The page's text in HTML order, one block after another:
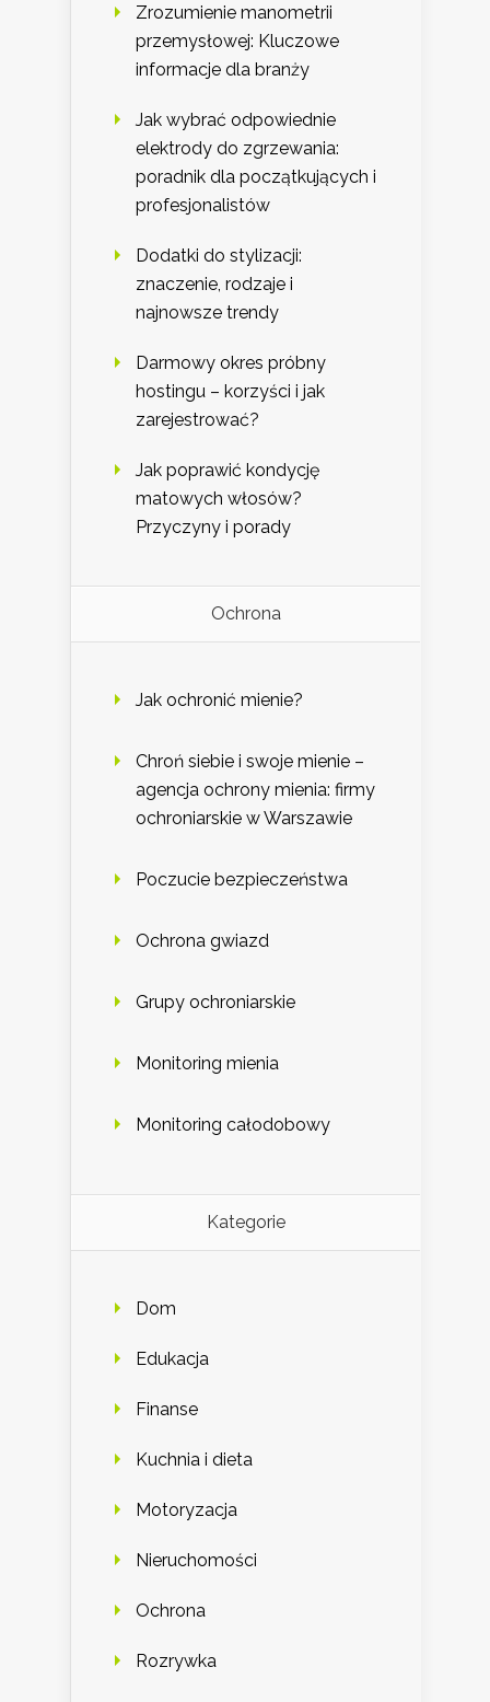
Zrozumienie manometrii
przemysłowej: Kluczowe
informacje dla branży
Jak wybrać odpowiednie
elektrody do zgrzewania:
poradnik dla początkujących i
profesjonalistów
Dodatki do stylizacji:
znaczenie, rodzaje i
najnowsze trendy
Darmowy okres próbny
hostingu – korzyści i jak
zarejestrować?
Jak poprawić kondycję
matowych włosów?
Przyczyny i porady
Ochrona
Jak ochronić mienie?
Chroń siebie i swoje mienie –
agencja ochrony mienia: firmy
ochroniarskie w Warszawie
Poczucie bezpieczeństwa
Ochrona gwiazd
Grupy ochroniarskie
Monitoring mienia
Monitoring całodobowy
Kategorie
Dom
Edukacja
Finanse
Kuchnia i dieta
Motoryzacja
Nieruchomości
Ochrona
Rozrywka